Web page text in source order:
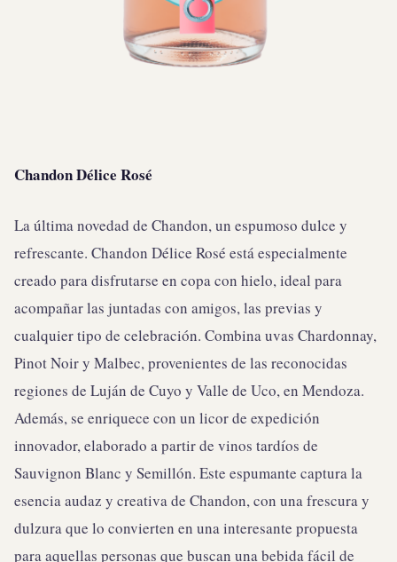
Chandon Délice Rosé
La última novedad de Chandon, un espumoso dulce y
refrescante. Chandon Délice Rosé está especialmente
creado para disfrutarse en copa con hielo, ideal para
acompañar las juntadas con amigos, las previas y
cualquier tipo de celebración. Combina uvas Chardonnay,
Pinot Noir y Malbec, provenientes de las reconocidas
regiones de Luján de Cuyo y Valle de Uco, en Mendoza.
Además, se enriquece con un licor de expedición
innovador, elaborado a partir de vinos tardíos de
Sauvignon Blanc y Semillón. Este espumante captura la
esencia audaz y creativa de Chandon, con una frescura y
dulzura que lo convierten en una interesante propuesta
para aquellas personas que buscan una bebida fácil de